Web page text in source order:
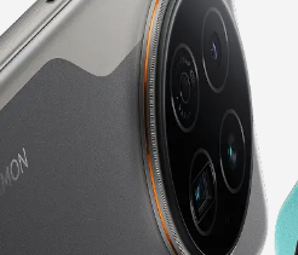
Все модели
MEGABOOK S серия
Аксессуары
Где купить